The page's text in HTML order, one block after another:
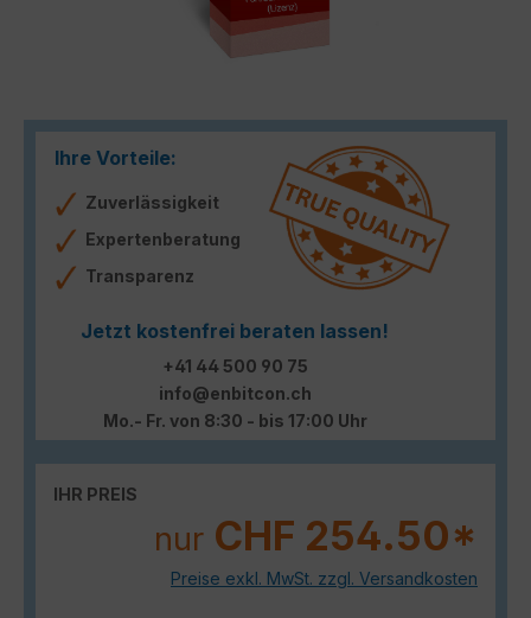
Ihre Vorteile:
Zuverlässigkeit
Expertenberatung
Transparenz
Jetzt kostenfrei beraten lassen!
+41 44 500 90 75
info@enbitcon.ch
Mo.- Fr. von 8:30 - bis 17:00 Uhr
IHR PREIS
nur CHF 254.50*
Preise exkl. MwSt. zzgl. Versandkosten